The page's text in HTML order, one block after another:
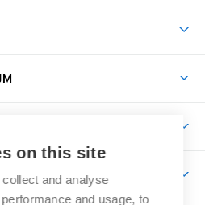
činnost
on this site
and analyse
and usage, to